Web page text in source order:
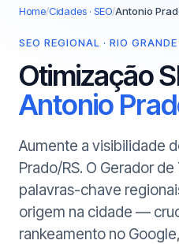
Home/Cidades · SEO/Antonio
SEO REGIONAL · RIO
Otimização
Antonio
Aumente a visibilidade
Prado/RS. O Gerador
palavras-chave
origem na cidade —
rankeamento no